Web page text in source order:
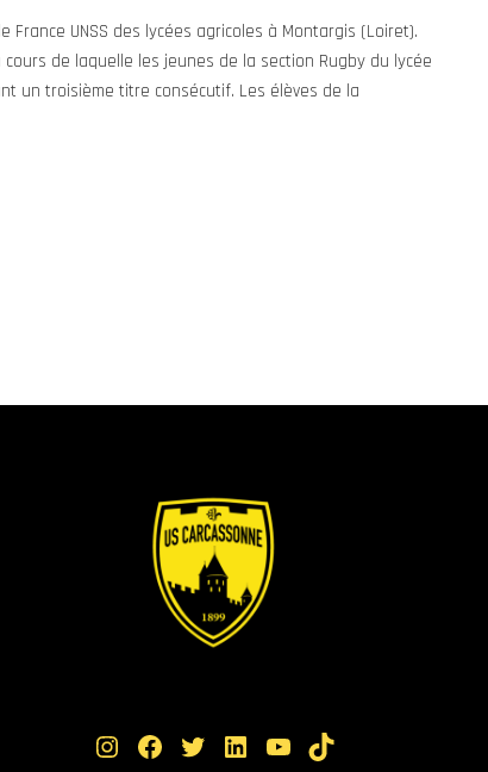
UNSS des lycées agricoles à Montargis (Loiret).
de laquelle les jeunes de la section Rugby du lycée
un troisième titre consécutif. Les élèves de la
Instagram Facebook Twitter LinkedIn YouTube TikTok